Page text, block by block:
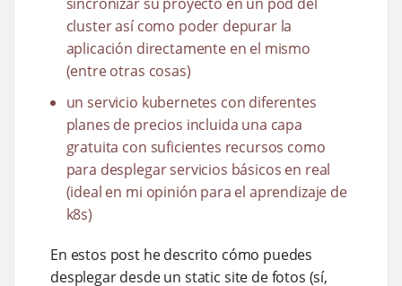
cluster así como poder depurar la
aplicación directamente en el mismo
(entre otras cosas)
un servicio kubernetes con diferentes
planes de precios incluida una capa
gratuita con suficientes recursos como
para desplegar servicios básicos en real
(ideal en mi opinión para el aprendizaje de
k8s)
En estos post he descrito cómo puedes
desplegar desde un static site de fotos (sí,